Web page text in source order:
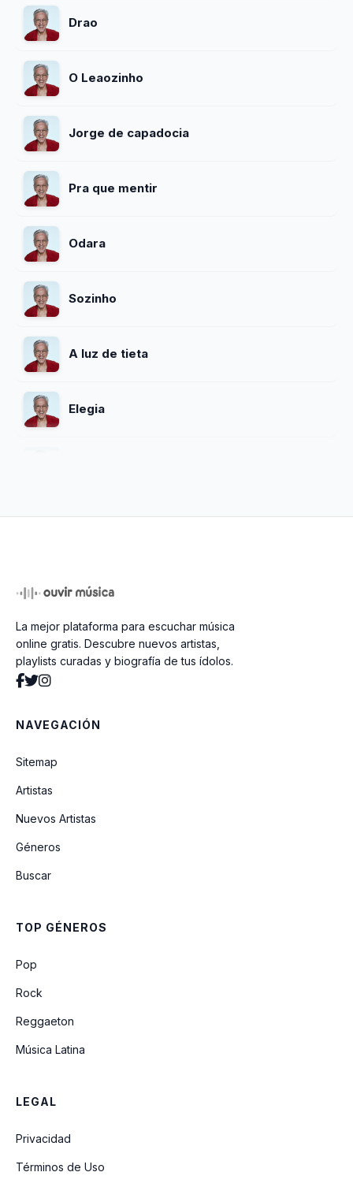
Drao
O Leaozinho
Jorge de capadocia
Pra que mentir
Odara
Sozinho
A luz de tieta
Elegia
Saudosismo
Atras Da Verde E Rosa So Nao Vai
Quem Ja Morreu
La mejor plataforma para escuchar música
online gratis. Descubre nuevos artistas,
playlists curadas y biografía de tus ídolos.
NAVEGACIÓN
Sitemap
Artistas
Nuevos Artistas
Géneros
Buscar
TOP GÉNEROS
Pop
Rock
Reggaeton
Música Latina
LEGAL
Privacidad
Términos de Uso